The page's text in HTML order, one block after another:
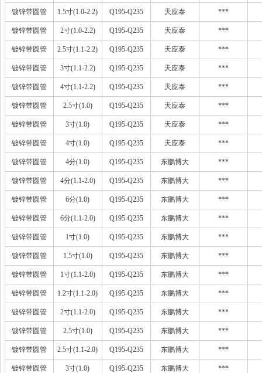
镀锌带圆管 1.5寸(1.0-2.2) Q195-Q235 天应泰 ***
镀锌带圆管 2寸(1.0-2.2) Q195-Q235 天应泰 ***
镀锌带圆管 2.5寸(1.1-2.2) Q195-Q235 天应泰 ***
镀锌带圆管 3寸(1.1-2.2) Q195-Q235 天应泰 ***
镀锌带圆管 4寸(1.1-2.2) Q195-Q235 天应泰 ***
镀锌带圆管 2.5寸(1.0) Q195-Q235 天应泰 ***
镀锌带圆管 3寸(1.0) Q195-Q235 天应泰 ***
镀锌带圆管 4寸(1.0) Q195-Q235 天应泰 ***
镀锌带圆管 4分(1.0) Q195-Q235 东鹏博大 ***
镀锌带圆管 4分(1.1-2.0) Q195-Q235 东鹏博大 ***
镀锌带圆管 6分(1.0) Q195-Q235 东鹏博大 ***
镀锌带圆管 6分(1.1-2.0) Q195-Q235 东鹏博大 ***
镀锌带圆管 1寸(1.0) Q195-Q235 东鹏博大 ***
镀锌带圆管 1.5寸(1.0) Q195-Q235 东鹏博大 ***
镀锌带圆管 1寸(1.1-2.0) Q195-Q235 东鹏博大 ***
镀锌带圆管 1.2寸(1.1-2.0) Q195-Q235 东鹏博大 ***
镀锌带圆管 2寸(1.1-2.0) Q195-Q235 东鹏博大 ***
镀锌带圆管 2.5寸(1.0) Q195-Q235 东鹏博大 ***
镀锌带圆管 2.5寸(1.1-2.0) Q195-Q235 东鹏博大 ***
镀锌带圆管 3寸(1.0) Q195-Q235 东鹏博大 ***